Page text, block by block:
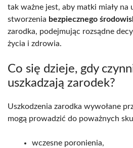
tak ważne jest, aby matki miały na
stworzenia bezpiecznego
zarodka, podejmując rozsądne
życia i zdrowia.
Co się dzieje, gdy
uszkadzają zarodek?
Uszkodzenia zarodka wywołane
mogą prowadzić do poważnych
wczesne poronienia,